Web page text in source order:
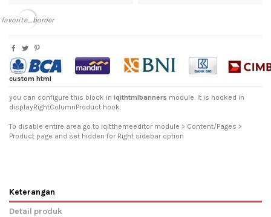
favorite_border
custom html
you can configure this block in iqithtmlbanners module. It is hooked in
displayRightColumnProduct hook.
To disable entire area go to iqitthemeeditor module > Content/Pages >
Product page and set hidden for Right sidebar option
Keterangan
Detail produk